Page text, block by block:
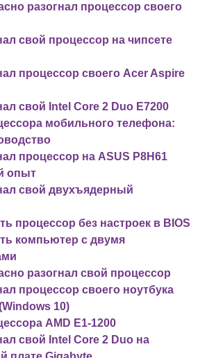
разогнал процессор своего
свой процессор на чипсете
процессор своего Acer Aspire
свой Intel Core 2 Duo E7200
мобильного телефона:
процессор на ASUS P8H61
опыт
свой двухъядерный
процессор без настроек в BIOS
компьютер с двумя
разогнал свой процессор
процессор своего ноутбука
10)
AMD E1-1200
свой Intel Core 2 Duo на